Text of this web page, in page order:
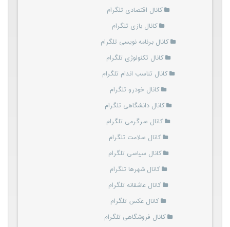
کانال اقتصادی تلگرام
کانال بازی تلگرام
کانال برنامه نویسی تلگرام
کانال تکنولوژی تلگرام
کانال تناسب اندام تلگرام
کانال خودرو تلگرام
کانال دانشگاهی تلگرام
کانال سرگرمی تلگرام
کانال سلامت تلگرام
کانال سیاسی تلگرام
کانال شهرها تلگرام
کانال عاشقانه تلگرام
کانال عکس تلگرام
کانال فروشگاهی تلگرام